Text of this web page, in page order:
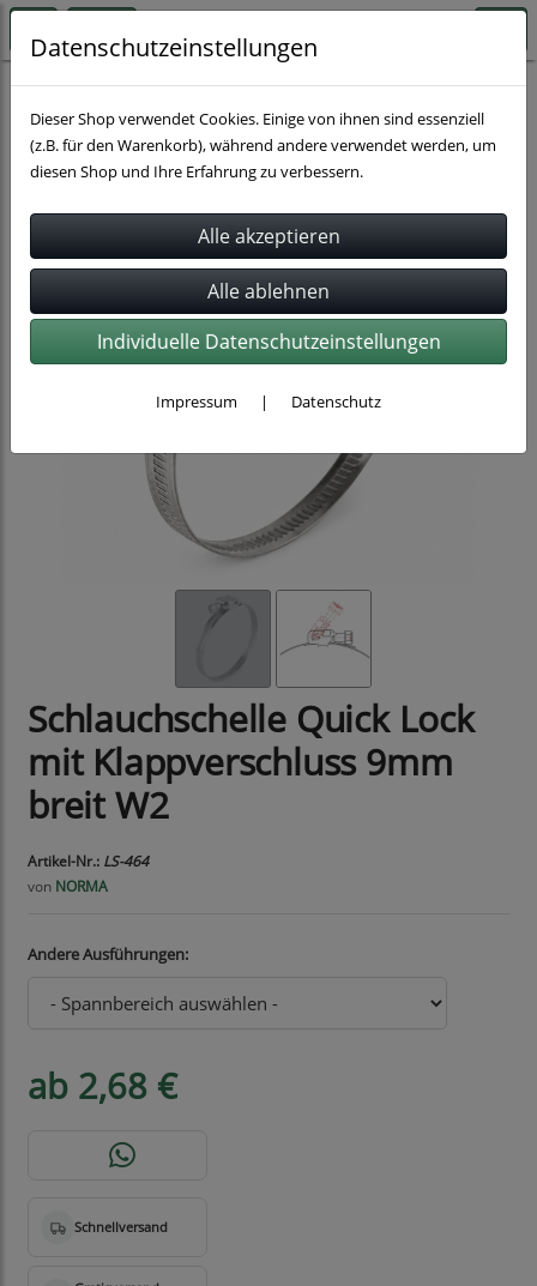
Schlauchbefestigung
Schlauchschelle Quick Lock
mit Klappverschluss 9mm
breit W2
Artikel-Nr.: LS-464
von NORMA
Andere Ausführungen:
ab 2,68 €
Datenschutzeinstellungen
Dieser Shop verwendet Cookies. Einige von ihnen sind essenziell
(z.B. für den Warenkorb), während andere verwendet werden, um
diesen Shop und Ihre Erfahrung zu verbessern.
Individuelle Datenschutzeinstellungen
Impressum | Datenschutz